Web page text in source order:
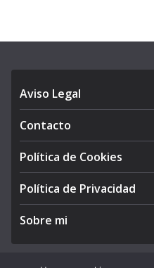
Aviso Legal
Contacto
Política de Cookies
Política de Privacidad
Sobre mi